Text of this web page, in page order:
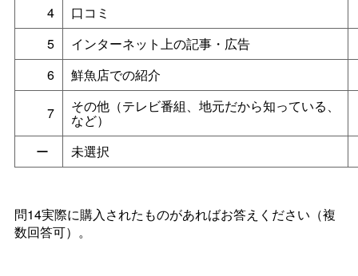
4
口コミ
5
インターネット上の記事・広告
6
鮮魚店での紹介
7 その他（テレビ番組、地元だから知っている、
など）
ー
未選択
問14実際に購入されたものがあればお答えください（複
数回答可）。